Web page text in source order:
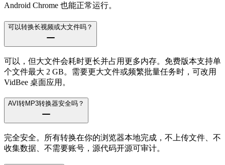
Android Chrome 也能正常运行。
可以转换长视频或大文件吗？
可以，但大文件会耗时更长并占用更多内存。免费版本支持单
个文件最大 2 GB。需要更大文件或频繁批量任务时，可改用
VidBee 桌面应用。
AVI转MP3转换器安全吗？
完全安全。所有转换在你的浏览器本地完成，不上传文件、不
收集数据、不需要账号，源代码开源可审计。